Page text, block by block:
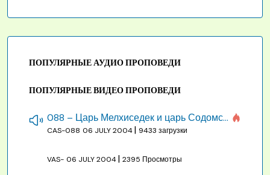
ПОПУЛЯРНЫЕ АУДИО ПРОПОВЕДИ
ПОПУЛЯРНЫЕ ВИДЕО ПРОПОВЕДИ
088 – Царь Мелхиседек и царь Содомский
CAS-088 06 JULY 2004| 9433 загрузки
VAS- 06 JULY 2004| 2395 Просмотры